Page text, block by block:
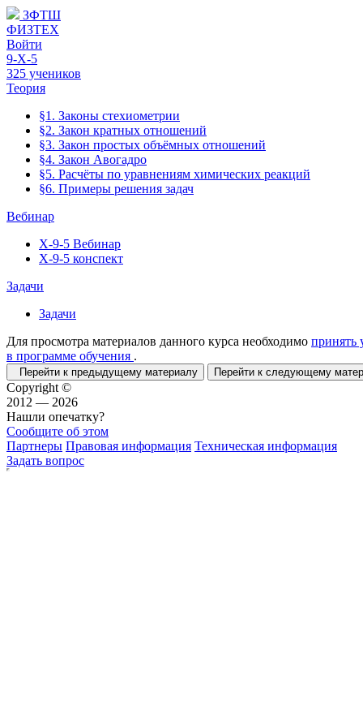
ЗФТШ
ФИЗТЕХ
Войти
9-Х-5
325 учеников
Теория
§1. Законы стехиометрии
§2. Закон кратных отношений
§3. Закон простых объёмных отношений
§4. Закон Авогадро
§5. Расчёты по уравнениям химических реакций
§6. Примеры решения задач
Вебинар
Х-9-5 Вебинар
Х-9-5 конспект
Задачи
Задачи
Для просмотра материалов данного курса необходимо принять
в программе обучения .
Перейти к предыдущему материалу Перейти к следующему
Copyright ©
2012 — 2026
Нашли опечатку?
Сообщите об этом
Партнеры Правовая информация Техническая информация
Задать вопрос